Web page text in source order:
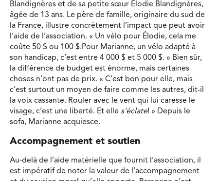
Blandignères et de sa petite sœur Élodie Blandignères,
âgée de 13 ans. Le père de famille, originaire du sud de
la France, illustre concrètement l’impact que peut avoir
l’aide de l’association. « Un vélo pour Élodie, cela me
coûte 50 $ ou 100 $.Pour Marianne, un vélo adapté à
son handicap, c’est entre 4 000 $ et 5 000 $. » Bien sûr,
la différence de budget est énorme, mais certaines
choses n’ont pas de prix. « C’est bon pour elle, mais
c’est surtout un moyen de faire comme les autres, dit-il
la voix cassante. Rouler avec le vent qui lui caresse le
visage, c’est une liberté. Et elle s’éclate! » Depuis le
sofa, Marianne acquiesce.
Accompagnement et soutien
Au-delà de l’aide matérielle que fournit l’association, il
est impératif de noter la valeur de l’accompagnement